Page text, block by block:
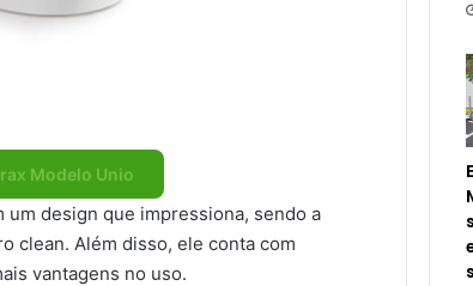
Modelo Unio
um design que impressiona, sendo a
clean. Além disso, ele conta com
vantagens no uso.